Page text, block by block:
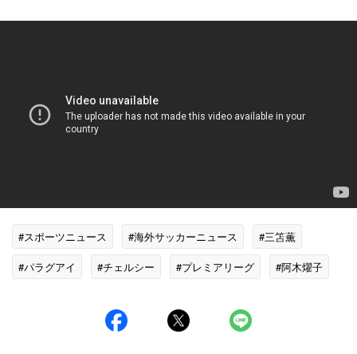
#スポーツニュース #海外サッカーニュース
#三笘薫
#パラグアイ
#チェルシー #プレミアリーグ #阿木燿子